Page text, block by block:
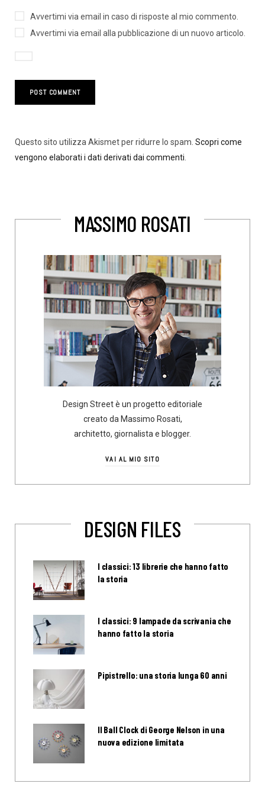
Avvertimi via email in caso di risposte al mio commento.
Avvertimi via email alla pubblicazione di un nuovo articolo.
Questo sito utilizza Akismet per ridurre lo spam. Scopri come
vengono elaborati i dati derivati dai commenti
MASSIMO ROSATI
Design Street è un progetto editoriale
creato da Massimo Rosati,
architetto, giornalista e blogger.
VAI AL MIO SITO
DESIGN FILES
I classici: 13 librerie che hanno fatto
la storia
I classici: 9 lampade da scrivania che
hanno fatto la storia
Pipistrello: una storia lunga 60 anni
Il Ball Clock di George Nelson in una
nuova edizione limitata